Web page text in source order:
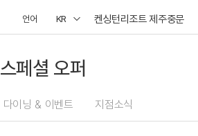
언어 KR 켄싱턴리조트 제주중문
스페셜 오퍼
다이닝 & 이벤트 지점소식